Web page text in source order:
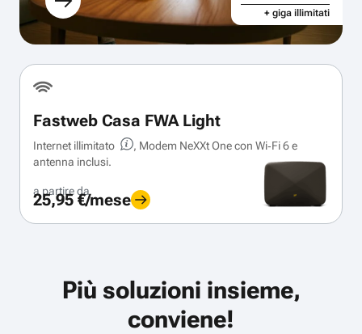
+ giga illimitati
Fastweb Casa FWA Light
Internet illimitato
, Modem NeXXt One con Wi‑Fi 6 e
antenna inclusi.
a partire da
25,95 €/mese
Più soluzioni insieme,
conviene!